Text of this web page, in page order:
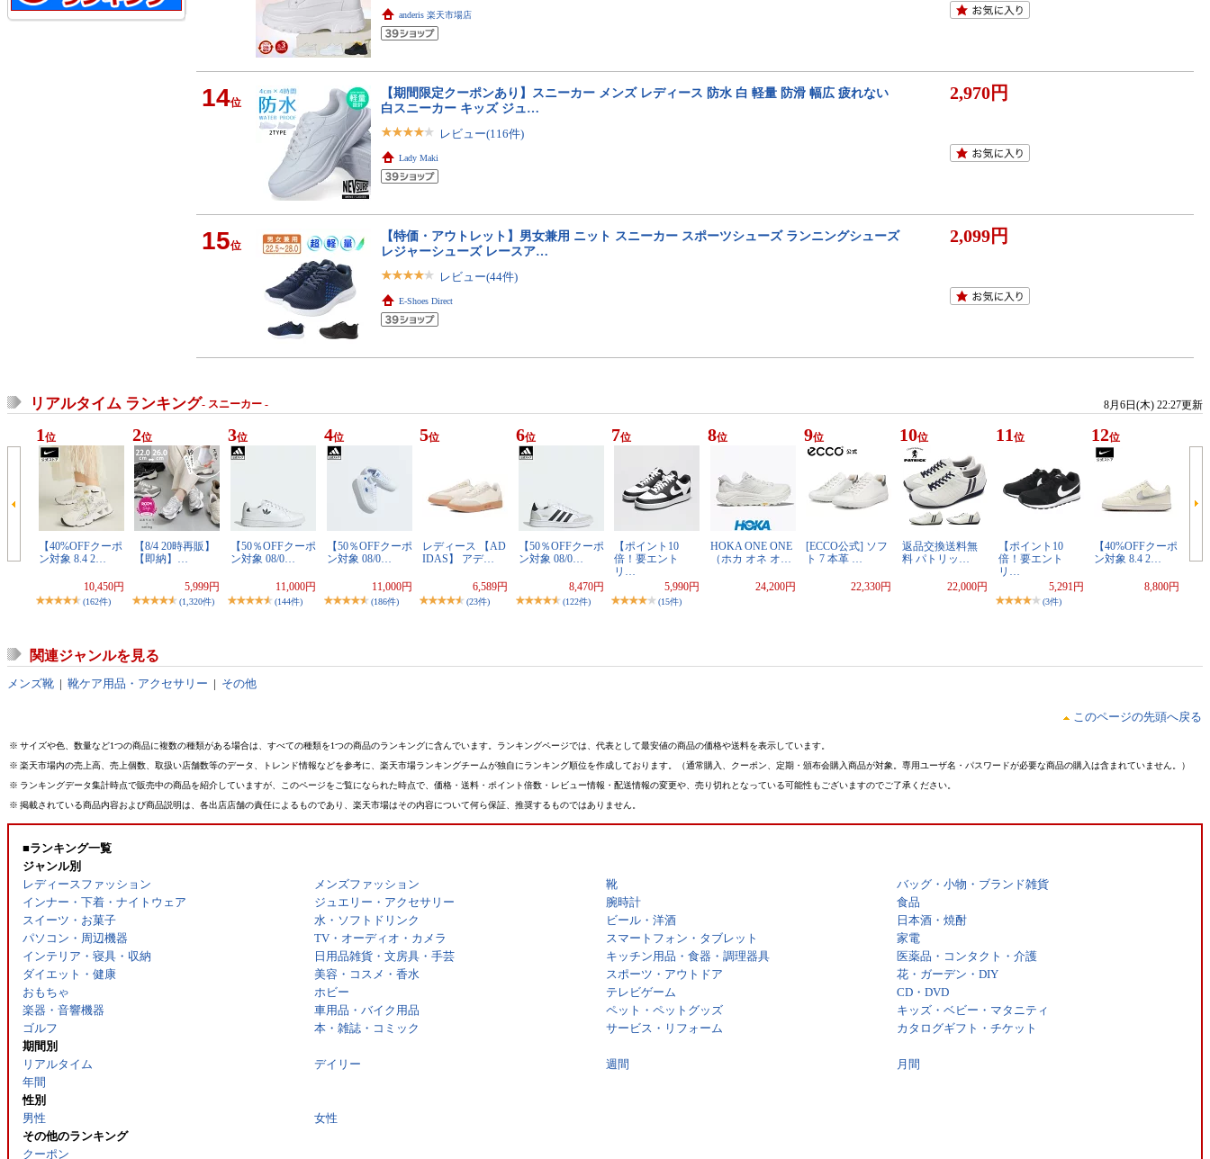
anderis 楽天市場店
14位
【期間限定クーポンあり】スニーカー メンズ レディース 防水 白 軽量 防滑 幅広 疲れない
白スニーカー キッズ ジュ…
レビュー(116件)
Lady Maki
2,970円
15位
【特価・アウトレット】男女兼用 ニット スニーカー スポーツシューズ ランニングシューズ
レジャーシューズ レースア…
レビュー(44件)
E-Shoes Direct
2,099円
リアルタイム ランキング- スニーカー - 8月6日(木) 22:27更新
1 位
【40%OFFクーポ
ン対象 8.4 2…
10,450円
(162件)
2位
【8/4 20時再販】
【即納】…
5,999円
(1,320件)
3位
【50％OFFクーポ
ン対象 08/0…
11,000円
(144件)
4位
【50％OFFクーポ
ン対象 08/0…
11,000円
(186件)
5位
レディース 【AD
IDAS】 アデ…
6,589円
(23件)
6位
【50％OFFクーポ
ン対象 08/0…
8,470円
(122件)
7位
【ポイント10
倍！要エント
リ…
5,990円
(15件)
8位
HOKA ONE ONE
（ホカ オネ オ…
24,200円
9位
[ECCO公式] ソフ
ト 7 本革 …
22,330円
10位
返品交換送料無
料 パトリッ…
22,000円
11 位
【ポイント10
倍！要エント
リ…
5,291円
(3件)
12位
【40%OFFクーポ
ン対象 8.4 2…
8,800円
関連ジャンルを見る
メンズ靴 | 靴ケア用品・アクセサリー | その他
このページの先頭へ戻る
※ サイズや色、数量など1つの商品に複数の種類がある場合は、すべての種類を1つの商品のランキングに含んでいます。ランキングページでは、代表として最安値の商品の価格や送料を表示しています。
※ 楽天市場内の売上高、売上個数、取扱い店舗数等のデータ、トレンド情報などを参考に、楽天市場ランキングチームが独自にランキング順位を作成しております。（通常購入、クーポン、定期・頒布会購入商品が対象。専用ユーザ名・パスワードが必要な商品の購入は含まれていません。）
※ ランキングデータ集計時点で販売中の商品を紹介していますが、このページをご覧になられた時点で、価格・送料・ポイント倍数・レビュー情報・配送情報の変更や、売り切れとなっている可能性もございますのでご了承ください。
※ 掲載されている商品内容および商品説明は、各出店店舗の責任によるものであり、楽天市場はその内容について何ら保証、推奨するものではありません。
■ランキング一覧
ジャンル別
レディースファッション
メンズファッション 靴
バッグ・小物・ブランド雑貨
インナー・下着・ナイトウェア
ジュエリー・アクセサリー 腕時計
食品
スイーツ・お菓子
水・ソフトドリンク ビール・洋酒
日本酒・焼酎
パソコン・周辺機器
TV・オーディオ・カメラ スマートフォン・タブレット
家電
インテリア・寝具・収納
日用品雑貨・文房具・手芸 キッチン用品・食器・調理器具
医薬品・コンタクト・介護
ダイエット・健康
美容・コスメ・香水 スポーツ・アウトドア
花・ガーデン・DIY
おもちゃ
ホビー テレビゲーム
CD・DVD
楽器・音響機器
車用品・バイク用品 ペット・ペットグッズ
キッズ・ベビー・マタニティ
ゴルフ
本・雑誌・コミック サービス・リフォーム
カタログギフト・チケット
期間別
リアルタイム
デイリー 週間
月間
年間
性別
男性
女性
その他のランキング
クーポン